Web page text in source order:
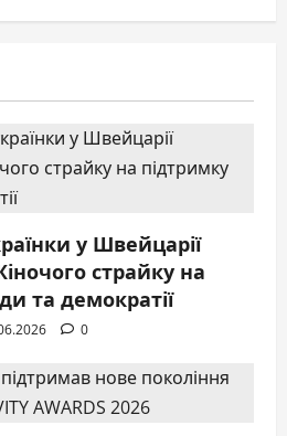
у Швейцарії
страйку на
та демократії
0